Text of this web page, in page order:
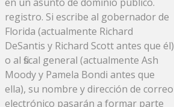
registro. Si escribe al gobernador de
Florida (actualmente Richard
DeSantis y Richard Scott antes que él)
o al fiscal general (actualmente Ash
Moody y Pamela Bondi antes que
ella), su nombre y dirección de correo
electrónico pasarán a formar parte